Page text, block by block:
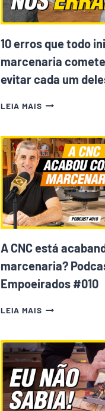
10 erros que todo
marcenaria
evitar cada um
LEIA MAIS10
TODO
INICIANTE
NA
MARCENARIA
COMETE
(E
COMO
EVITAR
CADA
DELES)
A CNC está
marcenaria?
Empoeirados #010
LEIA MAISA
ACABANDO
COM
A
MARCENARIA?
PODCAST
EMPOEIRADOS